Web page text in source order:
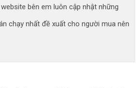
bên em luôn cập nhật những
chạy nhất đề xuất cho người mua nên